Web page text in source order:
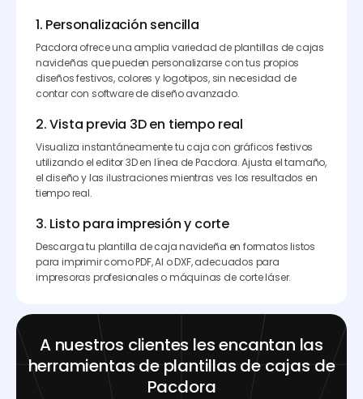
1. Personalización sencilla
Pacdora ofrece una amplia variedad de plantillas de cajas
navideñas que pueden personalizarse con tus propios
diseños festivos, colores y logotipos, sin necesidad de
contar con software de diseño avanzado.
2. Vista previa 3D en tiempo real
Visualiza instantáneamente tu caja con gráficos festivos
utilizando el editor 3D en línea de Pacdora. Ajusta el tamaño,
el diseño y las ilustraciones mientras ves los resultados en
tiempo real.
3. Listo para impresión y corte
Descarga tu plantilla de caja navideña en formatos listos
para imprimir como PDF, AI o DXF, adecuados para
impresoras profesionales o máquinas de corte láser.
A nuestros clientes les encantan las
herramientas de plantillas de cajas de
Pacdora